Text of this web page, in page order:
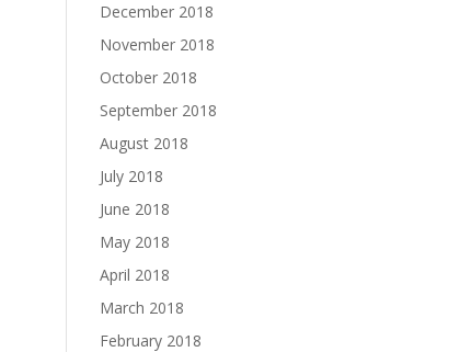
December 2018
November 2018
October 2018
September 2018
August 2018
July 2018
June 2018
May 2018
April 2018
March 2018
February 2018